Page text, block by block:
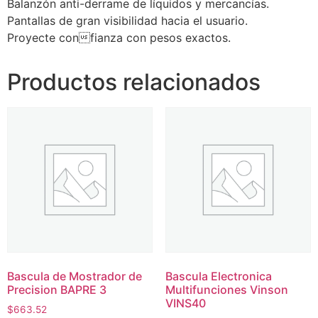
Balanzón anti-derrame de líquidos y mercancías.
Pantallas de gran visibilidad hacia el usuario.
Proyecte confianza con pesos exactos.
Productos relacionados
Bascula de Mostrador de
Precision BAPRE 3
$663.52
Bascula Electronica
Multifunciones Vinson
VINS40